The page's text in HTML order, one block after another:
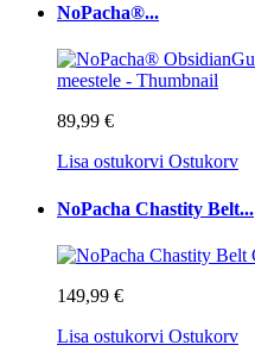
NoPacha®...
89,99 €
Lisa ostukorvi Ostukorv
NoPacha Chastity Belt...
149,99 €
Lisa ostukorvi Ostukorv